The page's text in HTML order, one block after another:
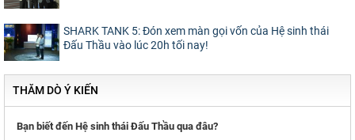
SHARK TANK 5: Đón xem màn gọi vốn của Hệ sinh thái
Đấu Thầu vào lúc 20h tối nay!
THĂM DÒ Ý KIẾN
Bạn biết đến Hệ sinh thái Đấu Thầu qua đâu?